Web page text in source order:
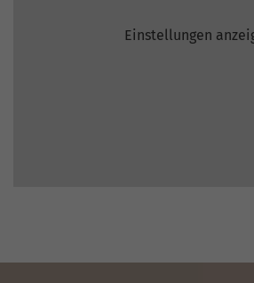
Einstellungen